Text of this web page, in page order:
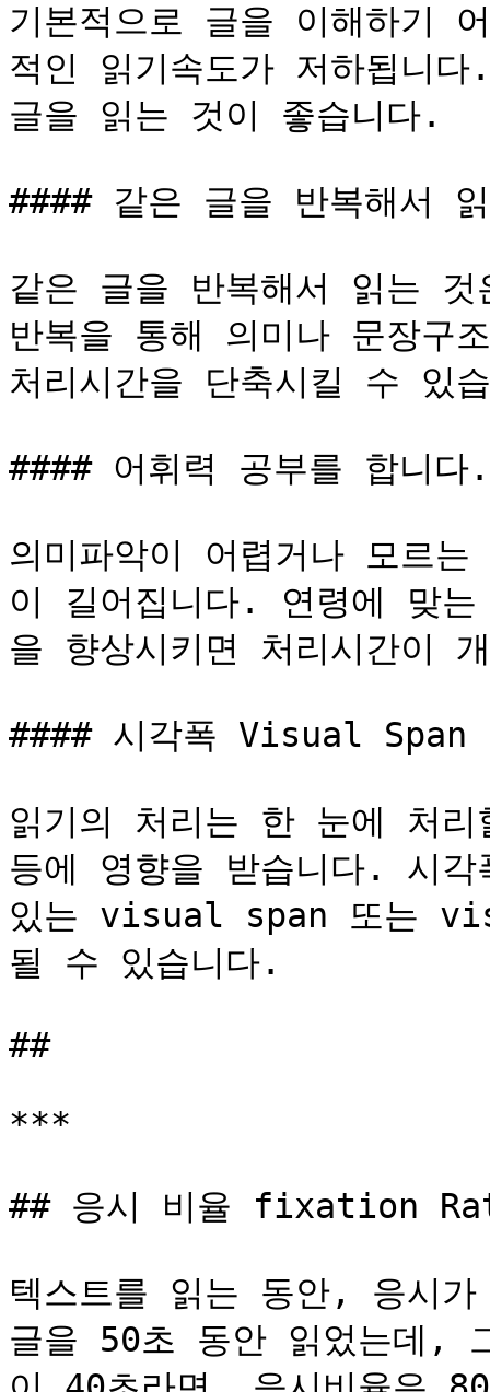
기본적으로 글을 이해하기
적인 읽기속도가 저하됩니
글을 읽는 것이 좋습니다.
#### 같은 글을 반복해서
같은 글을 반복해서 읽는
반복을 통해 의미나 문장
처리시간을 단축시킬 수 있
#### 어휘력 공부를 합니다.
의미파악이 어렵거나 모르
이 길어집니다. 연령에 맞
을 향상시키면 처리시간이
#### 시각폭 Visual Span
읽기의 처리는 한 눈에 처
등에 영향을 받습니다. 시
있는 visual span 또는
될 수 있습니다.
##
***
## 응시 비율 fixation
텍스트를 읽는 동안, 응시
글을 50초 동안 읽었는데,